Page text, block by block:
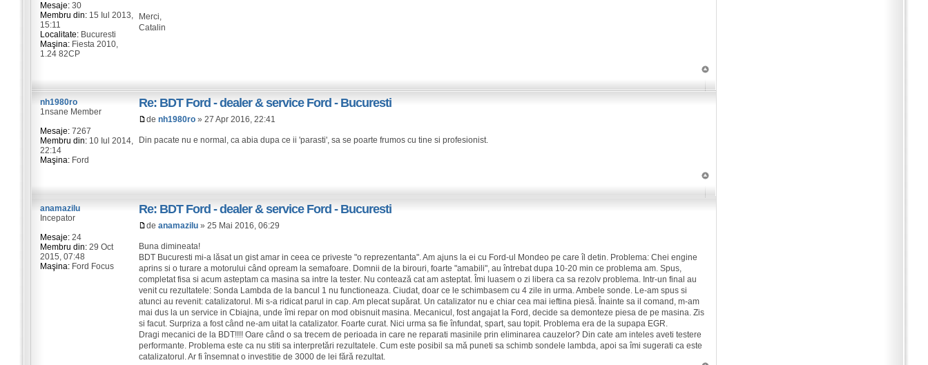
Merci,
Catalin
Mesaje:30
Membru din:15 Iul 2013,
15:11
Localitate:Bucuresti
Maşina:Fiesta 2010,
1.24 82CP
Re: BDT Ford - dealer & service Ford - Bucuresti
denh1980ro » 27 Apr 2016, 22:41
Din pacate nu e normal, ca abia dupa ce ii 'parasti', sa se poarte frumos cu tine si profesionist.
nh1980ro
1nsane Member
Mesaje:7267
Membru din:10 Iul 2014,
22:14
Maşina:Ford
Re: BDT Ford - dealer & service Ford - Bucuresti
deanamazilu » 25 Mai 2016, 06:29
Buna dimineata!
BDT Bucuresti mi-a lăsat un gist amar in ceea ce priveste "o reprezentanta". Am ajuns la ei cu Ford-ul Mondeo pe care îl detin. Problema: Chei engine
aprins si o turare a motorului când opream la semafoare. Domnii de la birouri, foarte "amabili", au întrebat dupa 10-20 min ce problema am. Spus,
completat fisa si acum asteptam ca masina sa intre la tester. Nu contează cat am asteptat. Îmi luasem o zi libera ca sa rezolv problema. Intr-un final au
venit cu rezultatele: Sonda Lambda de la bancul 1 nu functioneaza. Ciudat, doar ce le schimbasem cu 4 zile in urma. Ambele sonde. Le-am spus si
atunci au revenit: catalizatorul. Mi s-a ridicat parul in cap. Am plecat supărat. Un catalizator nu e chiar cea mai ieftina piesă. Înainte sa il comand, m-am
mai dus la un service in Cbiajna, unde îmi repar on mod obisnuit masina. Mecanicul, fost angajat la Ford, decide sa demonteze piesa de pe masina. Zis
si facut. Surpriza a fost când ne-am uitat la catalizator. Foarte curat. Nici urma sa fie înfundat, spart, sau topit. Problema era de la supapa EGR.
Dragi mecanici de la BDT!!!! Oare când o sa trecem de perioada in care ne reparati masinile prin eliminarea cauzelor? Din cate am inteles aveti testere
performante. Problema este ca nu stiti sa interpretări rezultatele. Cum este posibil sa mă puneti sa schimb sondele lambda, apoi sa îmi sugerati ca este
catalizatorul. Ar fi însemnat o investitie de 3000 de lei fără rezultat.
anamazilu
Incepator
Mesaje:24
Membru din:29 Oct
2015, 07:48
Maşina:Ford Focus